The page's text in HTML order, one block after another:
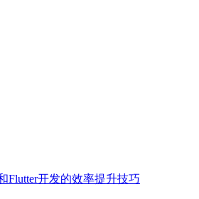
Flutter开发的效率提升技巧